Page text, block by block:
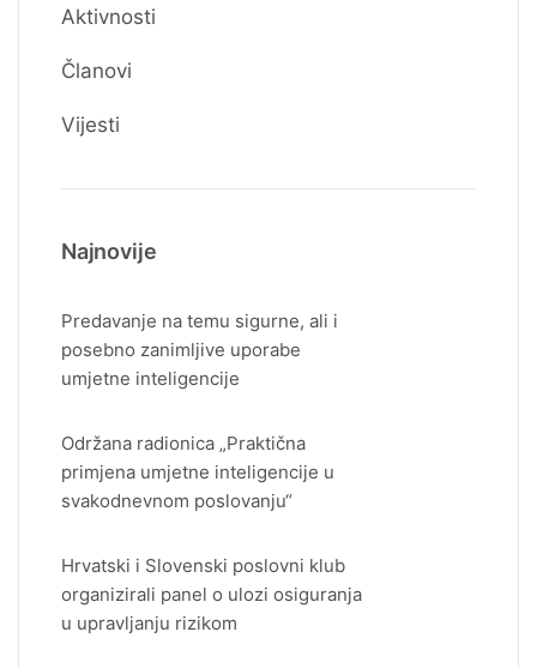
Aktivnosti
Članovi
Vijesti
Najnovije
Predavanje na temu sigurne, ali i
posebno zanimljive uporabe
umjetne inteligencije
Održana radionica „Praktična
primjena umjetne inteligencije u
svakodnevnom poslovanju“
Hrvatski i Slovenski poslovni klub
organizirali panel o ulozi osiguranja
u upravljanju rizikom